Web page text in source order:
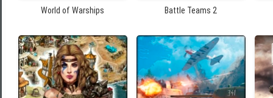
World of Warships Battle Teams 2